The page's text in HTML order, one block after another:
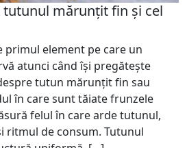
mărunțit fin și cel
element pe care un
atunci când își pregătește
tutun mărunțit fin sau
în care sunt tăiate frunzele
felul în care arde tutunul,
ritmul de consum. Tutunul